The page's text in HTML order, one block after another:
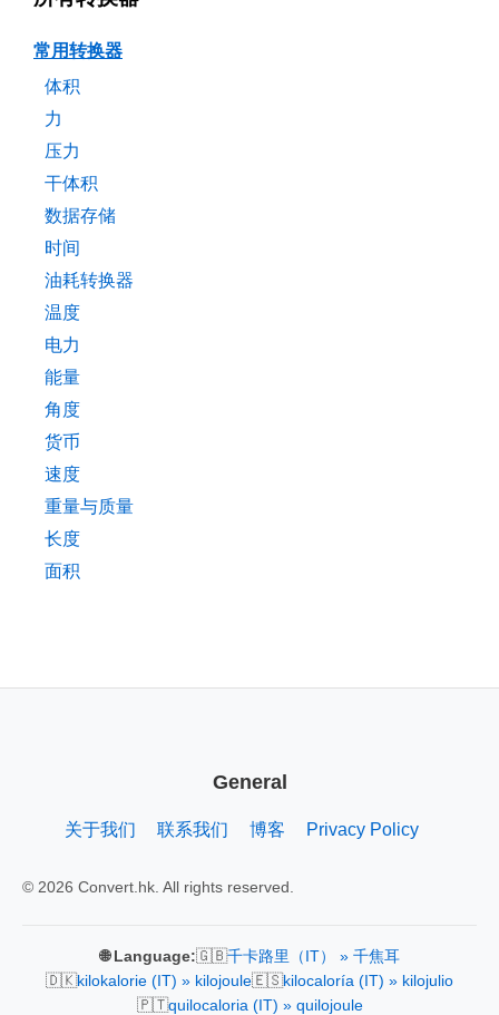
常用转换器
体积
力
压力
干体积
数据存储
时间
油耗转换器
温度
电力
能量
角度
货币
速度
重量与质量
长度
面积
General
关于我们 联系我们 博客 Privacy Policy
© 2026 Convert.hk. All rights reserved.
🌐 Language:🇬🇧千卡路里（IT） » 千焦耳
🇩🇰kilokalorie (IT) » kilojoule🇪🇸kilocaloría (IT) » kilojulio
🇵🇹quilocaloria (IT) » quilojoule